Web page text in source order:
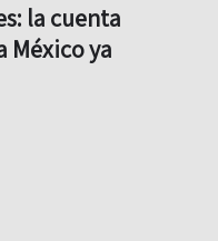
la cuenta
México ya